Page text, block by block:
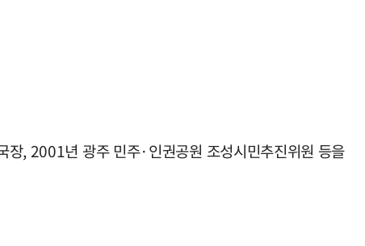
, 2001년 광주 민주·인권공원 조성시민추진위원 등을